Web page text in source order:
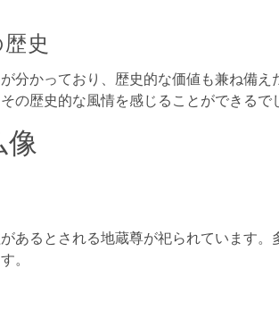
史
分かっており、歴史的な価値も兼ね備え
の歴史的な風情を感じることができるで
あるとされる地蔵尊が祀られています。
。